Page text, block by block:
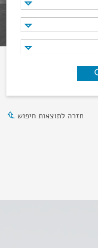
חזרה לתוצאות חיפוש